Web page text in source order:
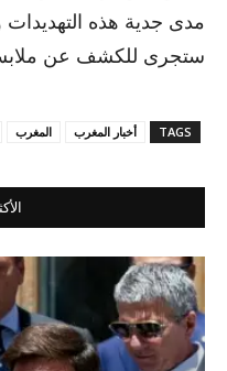
مدى جدية هذه التهديدات
ستجرى للكشف عن
TAGS أخبار المغرب المغرب